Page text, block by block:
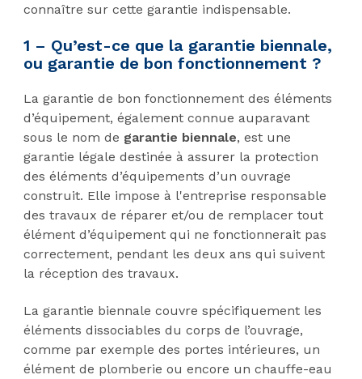
connaître sur cette garantie indispensable.
1 – Qu’est-ce que la garantie biennale,
ou garantie de bon fonctionnement ?
La garantie de bon fonctionnement des éléments
d’équipement, également connue auparavant
sous le nom de garantie biennale, est une
garantie légale destinée à assurer la protection
des éléments d’équipements d’un ouvrage
construit. Elle impose à l'entreprise responsable
des travaux de réparer et/ou de remplacer tout
élément d’équipement qui ne fonctionnerait pas
correctement, pendant les deux ans qui suivent
la réception des travaux.
La garantie biennale couvre spécifiquement les
éléments dissociables du corps de l’ouvrage,
comme par exemple des portes intérieures, un
élément de plomberie ou encore un chauffe-eau